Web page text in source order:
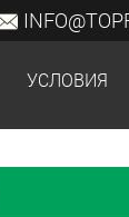
УСЛОВИЯ